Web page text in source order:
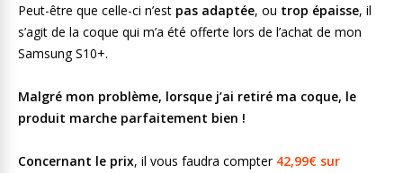
Peut-être que celle-ci n’est pas adaptée, ou trop épaisse, il
s’agit de la coque qui m’a été offerte lors de l’achat de mon
Samsung S10+.
Malgré mon problème, lorsque j’ai retiré ma coque, le
produit marche parfaitement bien !
Concernant le prix, il vous faudra compter 42,99€ sur